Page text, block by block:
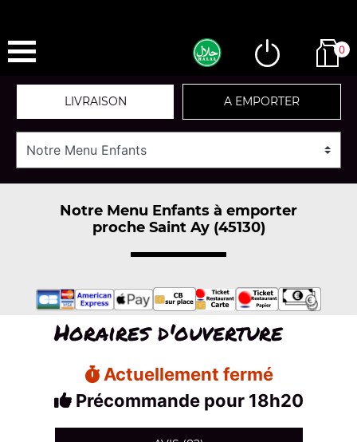
0
LIVRAISON A EMPORTER
Notre Menu Enfants à emporter
proche Saint Ay (45130)
Horaires d'ouverture
Actuellement fermé
Précommande pour 18h20